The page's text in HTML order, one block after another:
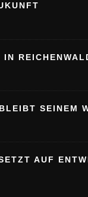
SEINEM
AUF